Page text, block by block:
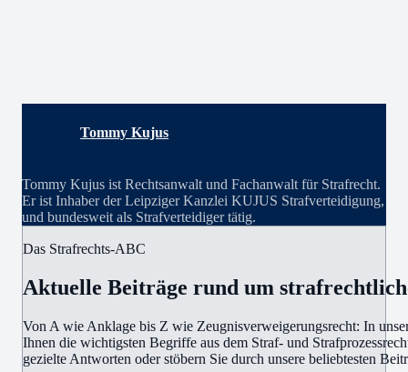
Tommy Kujus
Tommy Kujus ist Rechtsanwalt und Fachanwalt für Strafrecht.
Er ist Inhaber der Leipziger Kanzlei KUJUS Strafverteidigung,
und bundesweit als Strafverteidiger tätig.
Das Strafrechts-ABC
Aktuelle Beiträge rund um
Von A wie Anklage bis Z wie Zeugnisverweigerungsrecht: In
Ihnen die wichtigsten Begriffe aus dem Straf- und
gezielte Antworten oder stöbern Sie durch unsere beliebtesten